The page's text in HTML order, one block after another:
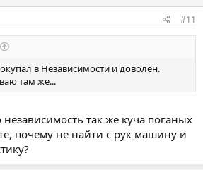
#11
в Независимости и доволен.
там же...
так же куча поганых
почему не найти с рук машину и